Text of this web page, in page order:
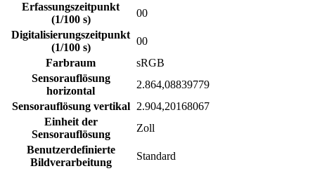
Erfassungszeitpunkt
(1/100 s)
00
Digitalisierungszeitpunkt
(1/100 s)
00
Farbraum
sRGB
Sensorauflösung
horizontal
2.864,08839779
Sensorauflösung vertikal
2.904,20168067
Einheit der
Sensorauflösung
Zoll
Benutzerdefinierte
Bildverarbeitung
Standard